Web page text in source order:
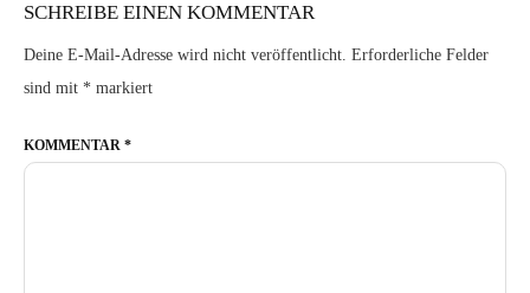
SCHREIBE EINEN KOMMENTAR
Deine E-Mail-Adresse wird nicht veröffentlicht. Erforderliche Felder
sind mit * markiert
KOMMENTAR *